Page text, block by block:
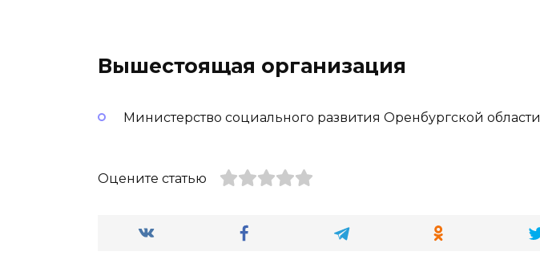
Вышестоящая организация
Министерство социального развития Оренбургской области
Оцените статью